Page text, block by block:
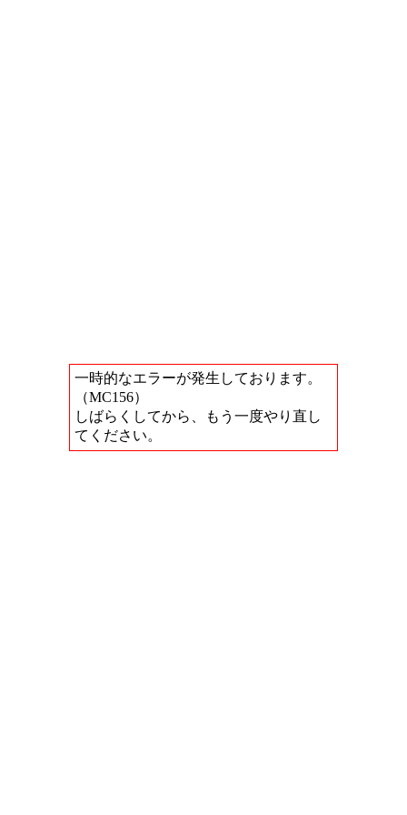
一時的なエラーが発生しております。
（MC156）
しばらくしてから、もう一度やり直し
てください。